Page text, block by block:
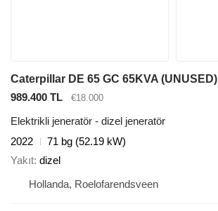
Caterpillar DE 65 GC 65KVA (UNUSED)
989.400 TL
€18.000
Elektrikli jeneratör - dizel jeneratör
2022
71 bg (52.19 kW)
Yakıt dizel
Hollanda, Roelofarendsveen